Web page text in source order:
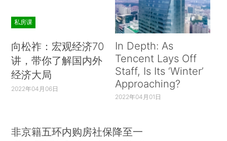
私房课
向松祚：宏观经济70
讲，带你了解国内外
经济大局
2022年04月06日
In Depth: As
Tencent Lays Off
Staff, Is Its ‘Winter’
Approaching?
2022年04月01日
非京籍五环内购房社保降至一